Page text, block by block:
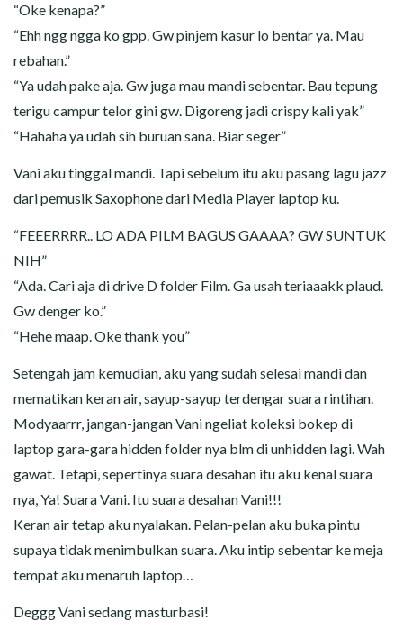
“Oke kenapa?”
“Ehh ngg ngga ko gpp. Gw pinjem kasur lo bentar ya. Mau
rebahan.”
“Ya udah pake aja. Gw juga mau mandi sebentar. Bau tepung
terigu campur telor gini gw. Digoreng jadi crispy kali yak”
“Hahaha ya udah sih buruan sana. Biar seger”
Vani aku tinggal mandi. Tapi sebelum itu aku pasang lagu jazz
dari pemusik Saxophone dari Media Player laptop ku.
“FEEERRRR.. LO ADA PILM BAGUS GAAAA? GW SUNTUK
NIH”
“Ada. Cari aja di drive D folder Film. Ga usah teriaaakk plaud.
Gw denger ko.”
“Hehe maap. Oke thank you”
Setengah jam kemudian, aku yang sudah selesai mandi dan
mematikan keran air, sayup-sayup terdengar suara rintihan.
Modyaarrr, jangan-jangan Vani ngeliat koleksi bokep di
laptop gara-gara hidden folder nya blm di unhidden lagi. Wah
gawat. Tetapi, sepertinya suara desahan itu aku kenal suara
nya, Ya! Suara Vani. Itu suara desahan Vani!!!
Keran air tetap aku nyalakan. Pelan-pelan aku buka pintu
supaya tidak menimbulkan suara. Aku intip sebentar ke meja
tempat aku menaruh laptop…
Deggg Vani sedang masturbasi!